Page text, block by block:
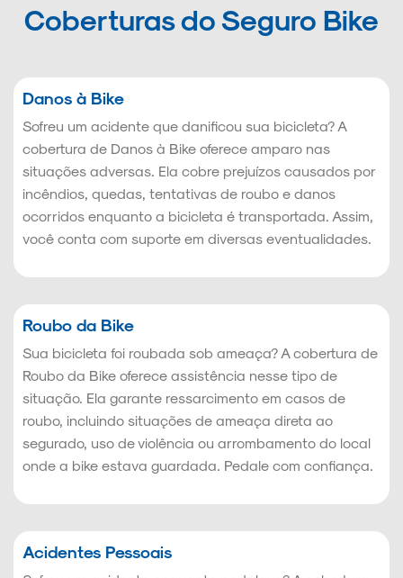
Coberturas do Seguro Bike
Danos à Bike
Sofreu um acidente que danificou sua bicicleta? A
cobertura de Danos à Bike oferece amparo nas
situações adversas. Ela cobre prejuízos causados por
incêndios, quedas, tentativas de roubo e danos
ocorridos enquanto a bicicleta é transportada. Assim,
você conta com suporte em diversas eventualidades.
Roubo da Bike
Sua bicicleta foi roubada sob ameaça? A cobertura de
Roubo da Bike oferece assistência nesse tipo de
situação. Ela garante ressarcimento em casos de
roubo, incluindo situações de ameaça direta ao
segurado, uso de violência ou arrombamento do local
onde a bike estava guardada. Pedale com confiança.
Acidentes Pessoais